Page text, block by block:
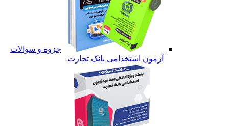
جزوه و سوالات
آزمون استخدامی بانک تجارت